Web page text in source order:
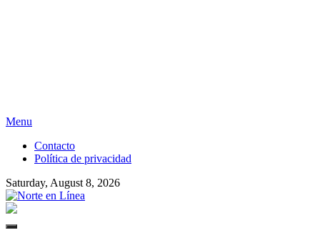
Skip
content
Menu
Contacto
Política de privacidad
Saturday, August 8, 2026
Primary